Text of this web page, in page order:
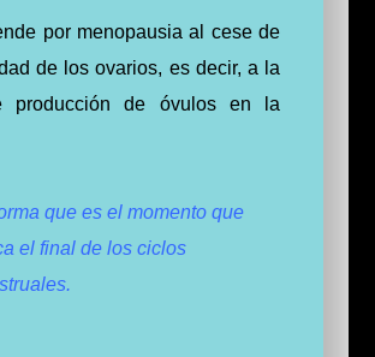
por menopausia al cese de
de los ovarios, es decir, a la
producción de óvulos en la
que es el momento que
el final de los ciclos